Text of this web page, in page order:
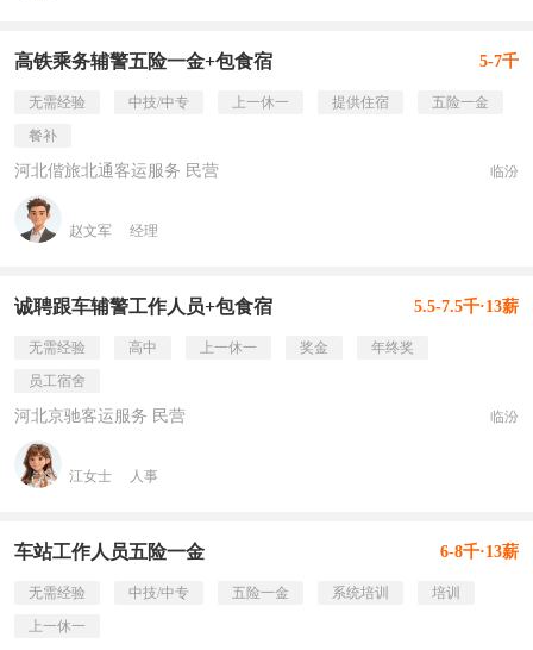
高铁乘务辅警五险一金+包食宿 5-7千
无需经验 中技/中专 上一休一 提供住宿
五险一金
餐补
河北偕旅北通客运服务 民营 临汾
赵文军 经理
诚聘跟车辅警工作人员+包食宿 5.5-7.5千·13薪
无需经验 高中 上一休一 奖金
年终奖
员工宿舍
河北京驰客运服务 民营 临汾
江女士 人事
车站工作人员五险一金 6-8千·13薪
无需经验 中技/中专 五险一金 系统培训
培训
上一休一